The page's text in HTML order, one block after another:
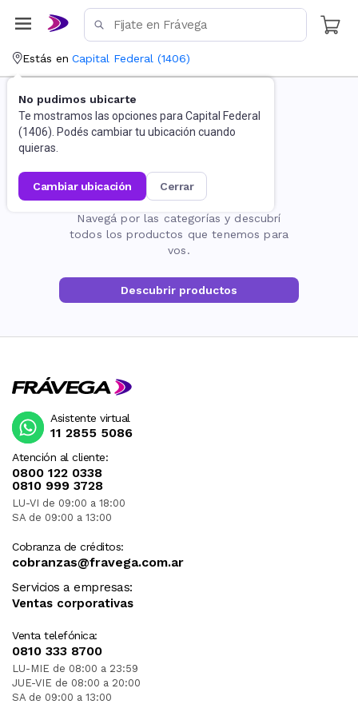
Estás en Capital Federal (1406)
No pudimos ubicarte
Te mostramos las opciones para Capital Federal
(1406). Podés cambiar tu ubicación cuando
quieras.
cambiar ubicación cerrar
La página no existe
Navegá por las categorías y descubrí
todos los productos que tenemos para
vos.
Descubrir productos
Atención al cliente:
0800 122 0338
0810 999 3728
LU-VI de 09:00 a 18:00
SA de 09:00 a 13:00
Cobranza de créditos:
cobranzas@fravega.com.ar
Servicios a empresas:
Ventas corporativas
Venta telefónica:
0810 333 8700
LU-MIE de 08:00 a 23:59
JUE-VIE de 08:00 a 20:00
SA de 09:00 a 13:00
Asistente virtual
11 2855 5086